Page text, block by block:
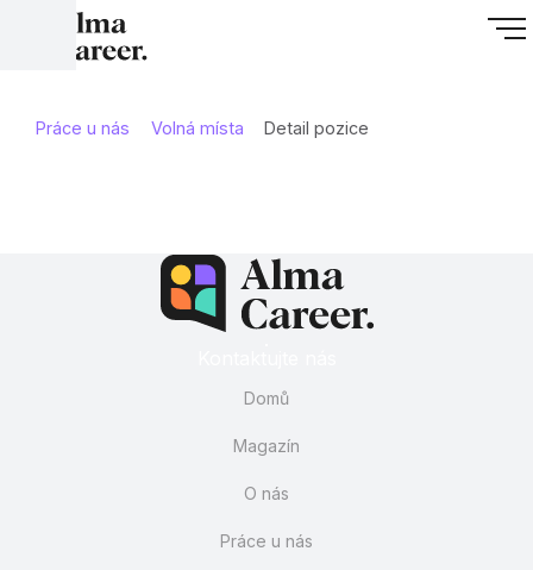
Práce u nás Volná místa Detail pozice
Domů
Magazín
O nás
Práce u nás